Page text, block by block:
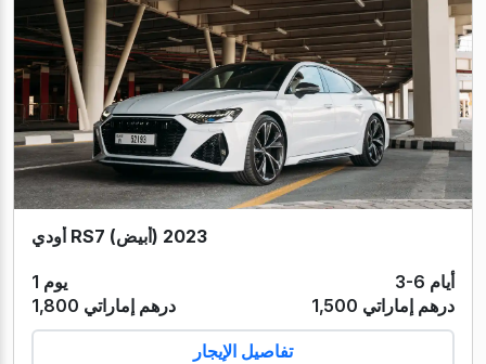
أودي RS7 (أبيض) 2023
1 يوم
3-6 أيام
1,800 درهم إماراتي
1,500 درهم إماراتي
تفاصيل الإيجار